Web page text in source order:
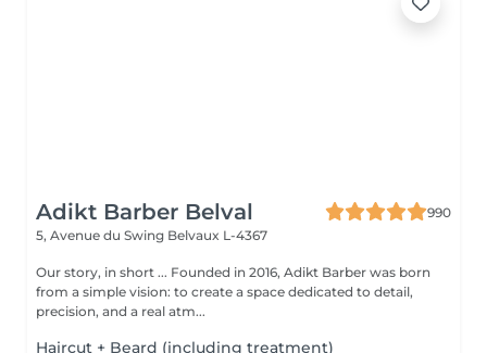
Adikt Barber Belval
990
5, Avenue du Swing Belvaux L-4367
Our story, in short ... Founded in 2016, Adikt Barber was born
from a simple vision: to create a space dedicated to detail,
precision, and a real atm...
Haircut + Beard (including treatment)